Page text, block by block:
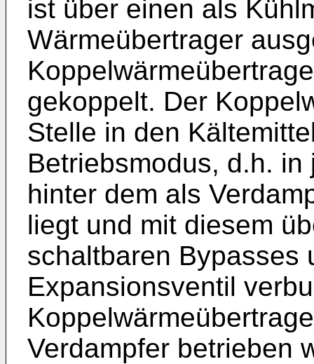
ist über einen als
Wärmeübertrager
gekoppelt. Der
Stelle in den
Betriebsmodus, d.h.
hinter dem als
liegt und mit diesem
schaltbaren Bypasses
Expansionsventil
Verdampfer betrieben